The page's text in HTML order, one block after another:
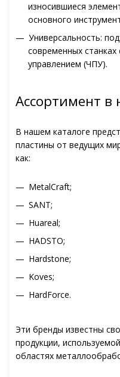
износившиеся
основного
Универсальность:
современных
управлением (ЧПУ).
Ассортимент
В нашем каталоге
пластины от ведущих
как:
MetalCraft;
SANT;
Huareal;
HADSTO;
Hardstone;
Koves;
HardForce.
Эти бренды известны
продукции,
областях